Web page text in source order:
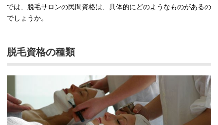
では、脱毛サロンの民間資格は、具体的にどのようなものがあるの
でしょうか。
脱毛資格の種類